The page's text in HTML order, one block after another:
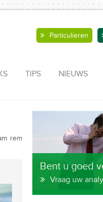
Particulieren
TIPS NIEUWS
rem
Bent u goed
Vraag uw